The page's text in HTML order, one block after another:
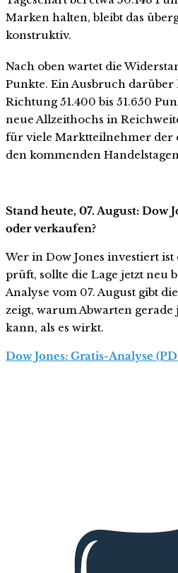
Marken halten, bleibt das
konstruktiv.
Nach oben wartet die
Punkte. Ein Ausbruch darüber
Richtung 51.400 bis 51.650
neue Allzeithochs in
für viele Marktteilnehmer der
den kommenden
Stand heute, 07. August: Dow
oder verkaufen?
Wer in Dow Jones investiert
prüft, sollte die Lage jetzt neu
Analyse vom 07. August gibt
zeigt, warum Abwarten
kann, als es wirkt.
Dow Jones: Gratis-Analyse